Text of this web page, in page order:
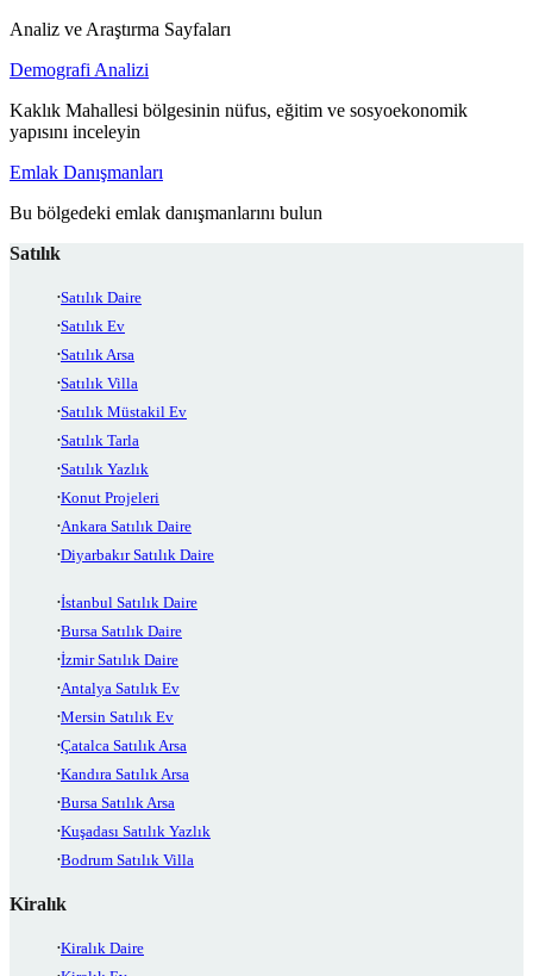
Analiz ve Araştırma Sayfaları
Demografi Analizi
Kaklık Mahallesi bölgesinin nüfus, eğitim ve sosyoekonomik
yapısını inceleyin
Emlak Danışmanları
Bu bölgedeki emlak danışmanlarını bulun
Satılık
Satılık Daire
Satılık Ev
Satılık Arsa
Satılık Villa
Satılık Müstakil Ev
Satılık Tarla
Satılık Yazlık
Konut Projeleri
Ankara Satılık Daire
Diyarbakır Satılık Daire
İstanbul Satılık Daire
Bursa Satılık Daire
İzmir Satılık Daire
Antalya Satılık Ev
Mersin Satılık Ev
Çatalca Satılık Arsa
Kandıra Satılık Arsa
Bursa Satılık Arsa
Kuşadası Satılık Yazlık
Bodrum Satılık Villa
Kiralık
Kiralık Daire